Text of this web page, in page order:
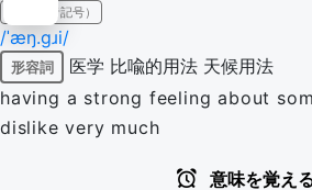
IPA（発音記号）
/ˈæŋ.ɡɹi/
形容詞 医学 比喩的用法 天候用法
having a strong feeling about
dislike very much
意味を覚え